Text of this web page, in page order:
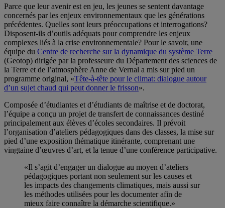
Parce que leur avenir est en jeu, les jeunes se sentent davantage
concernés par les enjeux environnementaux que les générations
précédentes. Quelles sont leurs préoccupations et interrogations?
Disposent-ils d’outils adéquats pour comprendre les enjeux
complexes liés à la crise environnementale? Pour le savoir, une
équipe du Centre de recherche sur la dynamique du système Terre
(Geotop) dirigée par la professeure du Département des sciences de
la Terre et de l’atmosphère Anne de Vernal a mis sur pied un
programme original, «Tête-à-tête pour le climat: dialogue autour
d’un sujet chaud qui peut donner le frisson».
Composée d’étudiantes et d’étudiants de maîtrise et de doctorat,
l’équipe a conçu un projet de transfert de connaissances destiné
principalement aux élèves d’écoles secondaires. Il prévoit
l’organisation d’ateliers pédagogiques dans des classes, la mise sur
pied d’une exposition thématique itinérante, comprenant une
vingtaine d’œuvres d’art, et la tenue d’une conférence participative.
«Il s’agit d’engager un dialogue au moyen d’ateliers
pédagogiques portant non seulement sur les causes et
les impacts des changements climatiques, mais aussi sur
les méthodes utilisées pour les documenter afin de
mieux faire connaître la démarche scientifique.»